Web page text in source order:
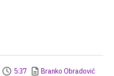
5:37 Branko Obradović